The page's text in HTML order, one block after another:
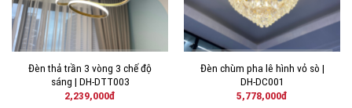
Đèn thả trần 3 vòng 3 chế độ
sáng | DH-DTT003
2,239,000đ
Đèn chùm pha lê hình vỏ sò |
DH-DC001
5,778,000đ